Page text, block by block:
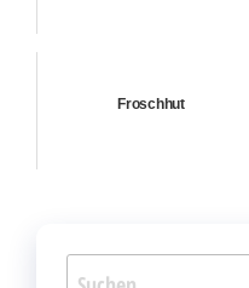
Froschhut
Suchen